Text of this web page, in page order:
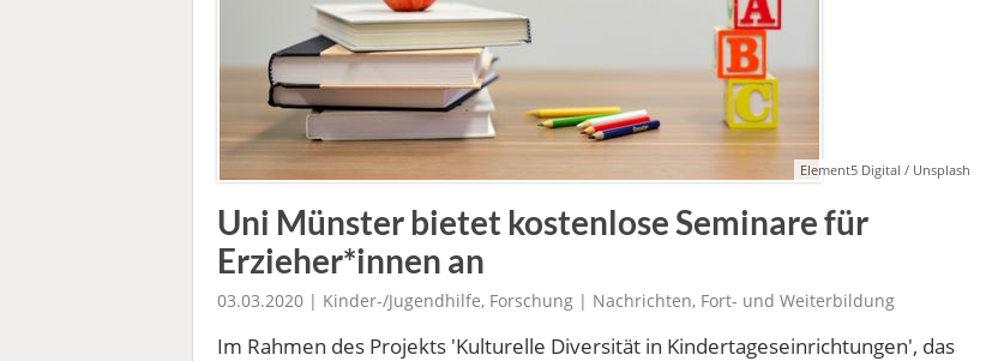
Element5 Digital / Unsplash
Uni Münster bietet kostenlose Seminare für
Erzieher*innen an
03.03.2020 | Kinder-/Jugendhilfe, Forschung | Nachrichten, Fort- und Weiterbildung
Im Rahmen des Projekts 'Kulturelle Diversität in Kindertageseinrichtungen', das